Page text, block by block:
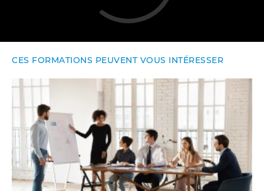
CES FORMATIONS PEUVENT VOUS INTÉRESSER